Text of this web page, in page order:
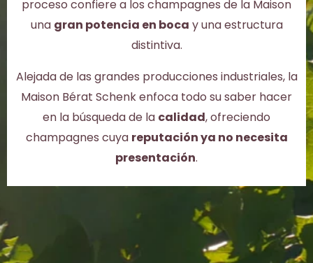
proceso confiere a los champagnes de la Maison
una gran potencia en boca y una estructura
distintiva.
Alejada de las grandes producciones industriales, la
Maison Bérat Schenk enfoca todo su saber hacer
en la búsqueda de la calidad, ofreciendo
champagnes cuya reputación ya no necesita
presentación.